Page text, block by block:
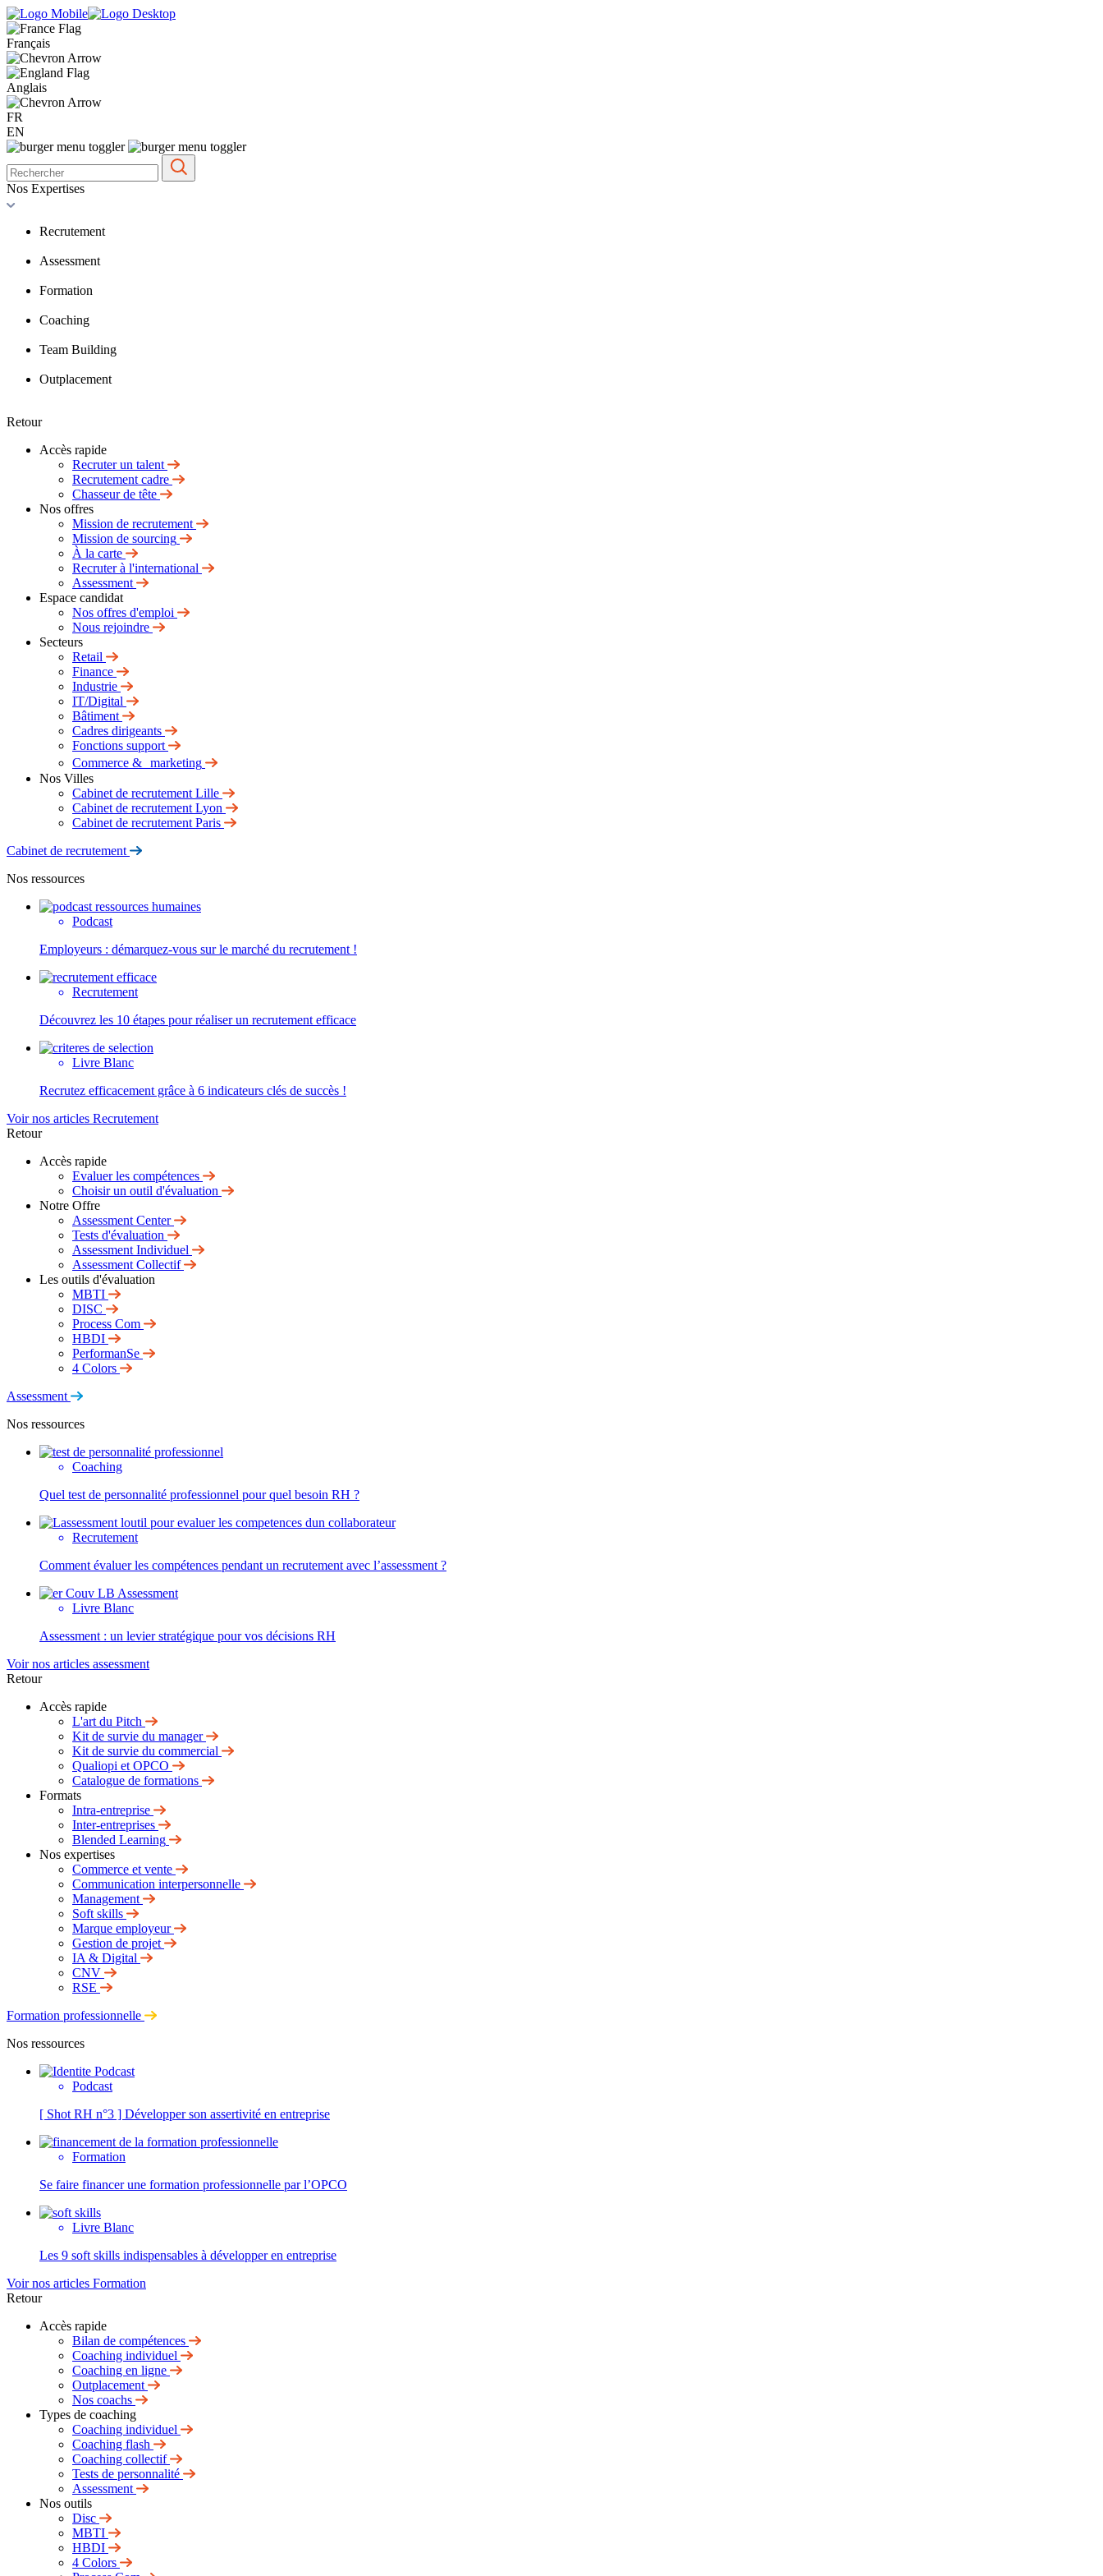
Français
Anglais
FR
EN
Nos Expertises
Recrutement
Assessment
Formation
Coaching
Team Building
Outplacement
Retour
Accès rapide
Recruter un talent
Recrutement cadre
Chasseur de tête
Nos offres
Mission de recrutement
Mission de sourcing
À la carte
Recruter à l'international
Assessment
Espace candidat
Nos offres d'emploi
Nous rejoindre
Secteurs
Retail
Finance
Industrie
IT/Digital
Bâtiment
Cadres dirigeants
Fonctions support
Commerce & marketing
Nos Villes
Cabinet de recrutement Lille
Cabinet de recrutement Lyon
Cabinet de recrutement Paris
Cabinet de recrutement
Nos ressources
Podcast
Employeurs : démarquez-vous sur le marché du recrutement !
Recrutement
Découvrez les 10 étapes pour réaliser un recrutement efficace
Livre Blanc
Recrutez efficacement grâce à 6 indicateurs clés de succès !
Voir nos articles Recrutement
Retour
Accès rapide
Evaluer les compétences
Choisir un outil d'évaluation
Notre Offre
Assessment Center
Tests d'évaluation
Assessment Individuel
Assessment Collectif
Les outils d'évaluation
MBTI
DISC
Process Com
HBDI
PerformanSe
4 Colors
Assessment
Nos ressources
Coaching
Quel test de personnalité professionnel pour quel besoin RH ?
Recrutement
Comment évaluer les compétences pendant un recrutement avec l’assessment ?
Livre Blanc
Assessment : un levier stratégique pour vos décisions RH
Voir nos articles assessment
Retour
Accès rapide
L'art du Pitch
Kit de survie du manager
Kit de survie du commercial
Qualiopi et OPCO
Catalogue de formations
Formats
Intra-entreprise
Inter-entreprises
Blended Learning
Nos expertises
Commerce et vente
Communication interpersonnelle
Management
Soft skills
Marque employeur
Gestion de projet
IA & Digital
CNV
RSE
Formation professionnelle
Nos ressources
Podcast
[ Shot RH n°3 ] Développer son assertivité en entreprise
Formation
Se faire financer une formation professionnelle par l’OPCO
Livre Blanc
Les 9 soft skills indispensables à développer en entreprise
Voir nos articles Formation
Retour
Accès rapide
Bilan de compétences
Coaching individuel
Coaching en ligne
Outplacement
Nos coachs
Types de coaching
Coaching individuel
Coaching flash
Coaching collectif
Tests de personnalité
Assessment
Nos outils
Disc
MBTI
HBDI
4 Colors